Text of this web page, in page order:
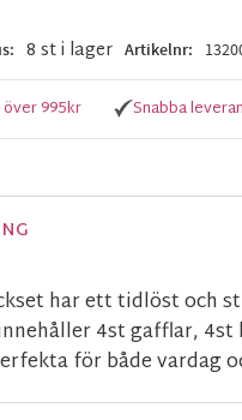
8 st i lager Artikelnr
995kr Snabba
har ett tidlöst och
4st gafflar,
för både vardag